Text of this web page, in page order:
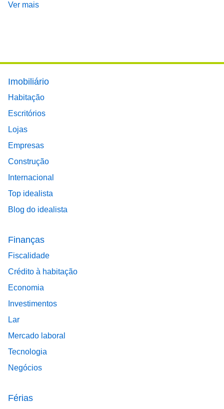
Ver mais
Footer main menu
Imobiliário
Habitação
Escritórios
Lojas
Empresas
Construção
Internacional
Top idealista
Blog do idealista
Finanças
Fiscalidade
Crédito à habitação
Economia
Investimentos
Lar
Mercado laboral
Tecnologia
Negócios
Férias